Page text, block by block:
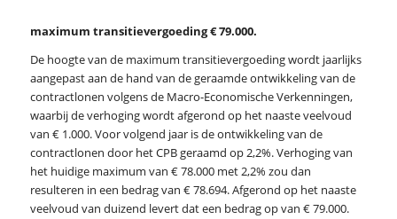
maximum transitievergoeding € 79.000.
De hoogte van de maximum transitievergoeding wordt jaarlijks
aangepast aan de hand van de geraamde ontwikkeling van de
contractlonen volgens de Macro-Economische Verkenningen,
waarbij de verhoging wordt afgerond op het naaste veelvoud
van € 1.000. Voor volgend jaar is de ontwikkeling van de
contractlonen door het CPB geraamd op 2,2%. Verhoging van
het huidige maximum van € 78.000 met 2,2% zou dan
resulteren in een bedrag van € 78.694. Afgerond op het naaste
veelvoud van duizend levert dat een bedrag op van € 79.000.